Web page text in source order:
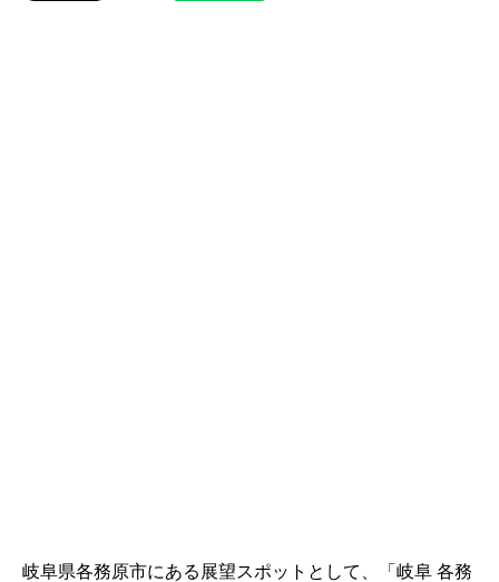
岐阜県各務原市にある展望スポットとして、「岐阜 各務